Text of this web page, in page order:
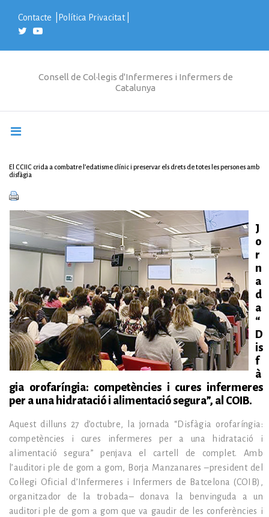
t
Contacte Política Privacitat|
Consell de Col·legis d'Infermeres i Infermers de
Catalunya
El CCIIC crida a combatre l’edatisme clínic i preservar els drets de totes les persones amb
disfàgia
J
o
r
n
a
d
a
“
D
is
f
à
gia orofaríngia: competències i cures infermeres
per a una hidratació i alimentació segura”, al COIB.
Aquest dilluns 27 d’octubre, la jornada “Disfàgia orofaríngia:
competències i cures infermeres per a una hidratació i
alimentació segura” penjava el cartell de complet. Amb
l’auditori ple de gom a gom, Borja Manzanares –president del
Col·legi Oficial d’Infermeres i Infermers de Batcelona (COIB),
organitzador de la trobada– donava la benvinguda a un
auditori ple de gom a gom que va gaudir de les conferències i